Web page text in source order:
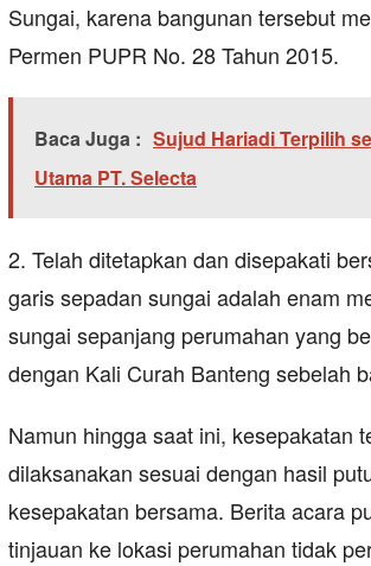
Sungai, karena bangunan tersebut
Permen PUPR No. 28 Tahun 2015.
Baca Juga : Sujud Hariadi Terpilih
Utama PT. Selecta
2. Telah ditetapkan dan disepakati
garis sepadan sungai adalah enam
sungai sepanjang perumahan yang
dengan Kali Curah Banteng sebelah
Namun hingga saat ini, kesepakatan
dilaksanakan sesuai dengan hasil
kesepakatan bersama. Berita acara
tinjauan ke lokasi perumahan tidak